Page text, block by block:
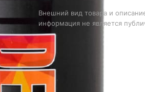
Внешний вид товара и
информация не является